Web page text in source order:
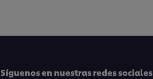
Síguenos en nuestras redes sociales